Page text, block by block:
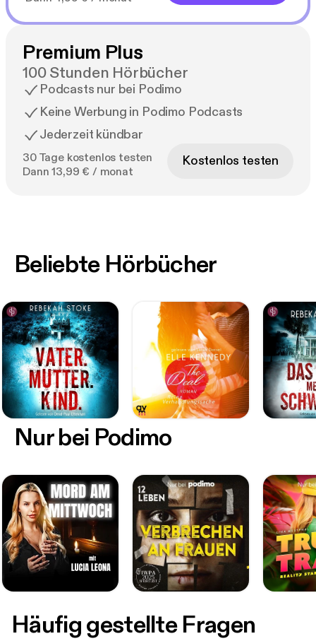
Premium Plus
100 Stunden Hörbücher
Podcasts nur bei Podimo
Keine Werbung in Podimo Podcasts
Jederzeit kündbar
30 Tage kostenlos testen
Dann 13,99 € / monat
Kostenlos testen
Nur bei Podimo
Beliebte Hörbücher
Häufig gestellte Fragen